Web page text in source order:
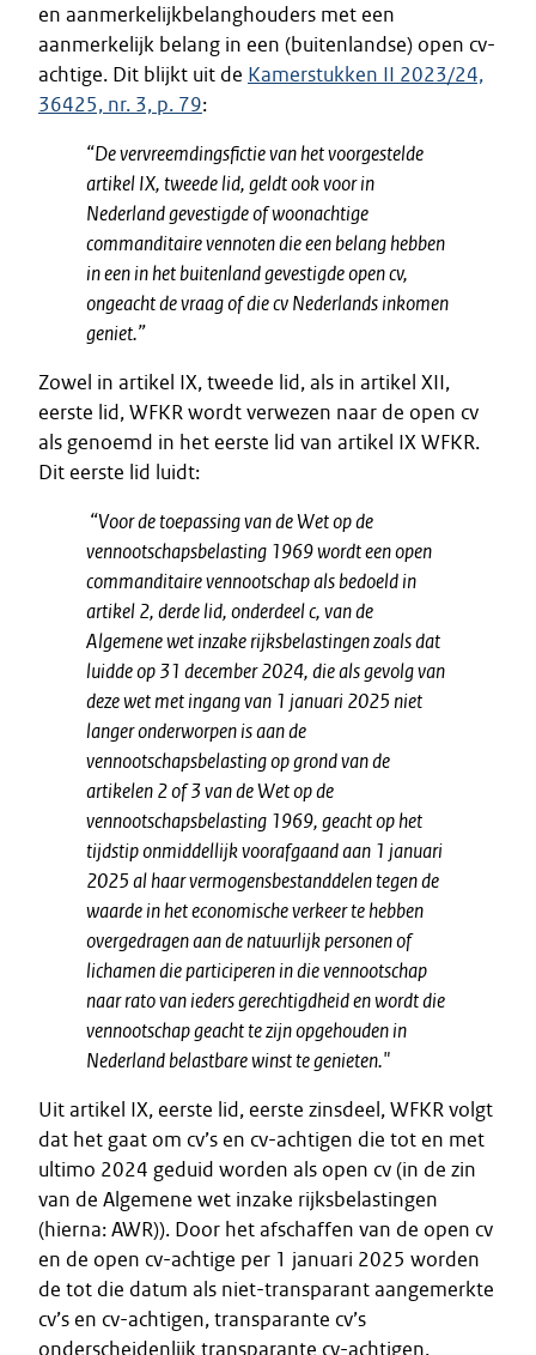
en aanmerkelijkbelanghouders met een
aanmerkelijk belang in een (buitenlandse) open cv-
achtige. Dit blijkt uit de Kamerstukken II 2023/24,
36425, nr. 3, p. 79:
“De vervreemdingsfictie van het voorgestelde
artikel IX, tweede lid, geldt ook voor in
Nederland gevestigde of woonachtige
commanditaire vennoten die een belang hebben
in een in het buitenland gevestigde open cv,
ongeacht de vraag of die cv Nederlands inkomen
geniet.”
Zowel in artikel IX, tweede lid, als in artikel XII,
eerste lid, WFKR wordt verwezen naar de open cv
als genoemd in het eerste lid van artikel IX WFKR.
Dit eerste lid luidt:
“Voor de toepassing van de Wet op de
vennootschapsbelasting 1969 wordt een open
commanditaire vennootschap als bedoeld in
artikel 2, derde lid, onderdeel c, van de
Algemene wet inzake rijksbelastingen zoals dat
luidde op 31 december 2024, die als gevolg van
deze wet met ingang van 1 januari 2025 niet
langer onderworpen is aan de
vennootschapsbelasting op grond van de
artikelen 2 of 3 van de Wet op de
vennootschapsbelasting 1969, geacht op het
tijdstip onmiddellijk voorafgaand aan 1 januari
2025 al haar vermogensbestanddelen tegen de
waarde in het economische verkeer te hebben
overgedragen aan de natuurlijk personen of
lichamen die participeren in die vennootschap
naar rato van ieders gerechtigdheid en wordt die
vennootschap geacht te zijn opgehouden in
Nederland belastbare winst te genieten."
Uit artikel IX, eerste lid, eerste zinsdeel, WFKR volgt
dat het gaat om cv’s en cv-achtigen die tot en met
ultimo 2024 geduid worden als open cv (in de zin
van de Algemene wet inzake rijksbelastingen
(hierna: AWR)). Door het afschaffen van de open cv
en de open cv-achtige per 1 januari 2025 worden
de tot die datum als niet-transparant aangemerkte
cv’s en cv-achtigen, transparante cv’s
onderscheidenlijk transparante cv-achtigen.